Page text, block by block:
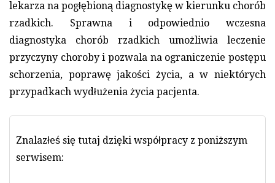
lekarza na pogłębioną diagnostykę w kierunku chorób
rzadkich. Sprawna i odpowiednio wczesna
diagnostyka chorób rzadkich umożliwia leczenie
przyczyny choroby i pozwala na ograniczenie postępu
schorzenia, poprawę jakości życia, a w niektórych
przypadkach wydłużenia życia pacjenta.
Znalazłeś się tutaj dzięki współpracy z poniższym
serwisem: